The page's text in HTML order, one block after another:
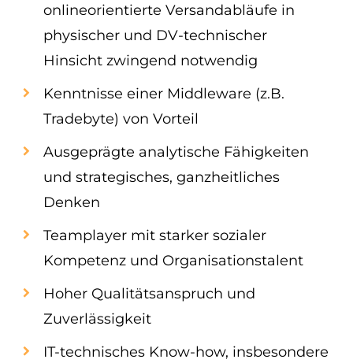
onlineorientierte Versandabläufe in
physischer und DV-technischer
Hinsicht zwingend notwendig
Kenntnisse einer Middleware (z.B.
Tradebyte) von Vorteil
Ausgeprägte analytische Fähigkeiten
und strategisches, ganzheitliches
Denken
Teamplayer mit starker sozialer
Kompetenz und Organisationstalent
Hoher Qualitätsanspruch und
Zuverlässigkeit
IT-technisches Know-how, insbesondere